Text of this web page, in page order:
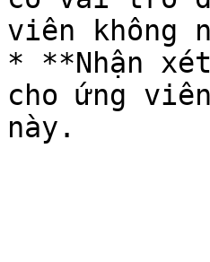
viên không
* **Nhận
cho ứng